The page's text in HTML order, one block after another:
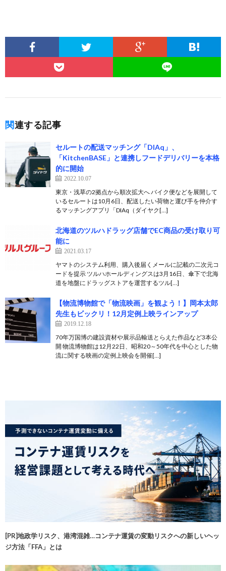
関連する記事
セルートの配送マッチング「DIAq」、
「KitchenBASE」と連携しフードデリバリーを本格
的に開始
2022.10.07
東京・浅草の2拠点から順次拡大へ バイク便などを展開して
いるセルートは10月6日、配送したい荷物と運び手を仲介す
るマッチングアプリ「DIAq（ダイヤク[…]
北海道のツルハドラッグ店舗でEC商品の受け取り可
能に
2021.03.17
ヤマトのシステム利用、購入後届くメールに記載の二次元コ
ードを提示 ツルハホールディングスは3月16日、傘下で北海
道を地盤にドラッグストアを運営するツル[…]
【物流博物館で「物流映画」を観よう！】岡本太郎
先生もビックリ！12月定例上映ラインアップ
2019.12.18
70年万国博の建設資材や展示品輸送とらえた作品など3本公
開 物流博物館は12月22日、昭和20～50年代を中心とした物
流に関する映画の定例上映会を開催[…]
[PR]地政学リスク、港湾混雑…コンテナ運賃の変動リスクへの新しいヘッ
ジ方法「FFA」とは